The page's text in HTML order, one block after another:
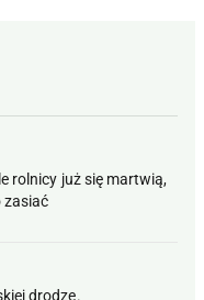
rolnicy już się martwią,
zasiać
drodze.